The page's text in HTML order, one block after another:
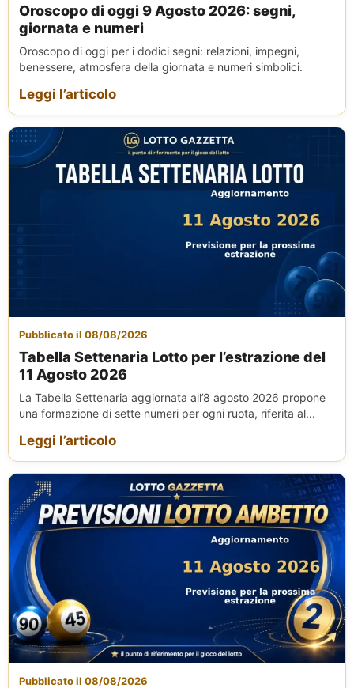
Oroscopo di oggi 9 Agosto 2026: segni,
giornata e numeri
Oroscopo di oggi per i dodici segni: relazioni, impegni,
benessere, atmosfera della giornata e numeri simbolici.
Leggi l’articolo
Pubblicato il 08/08/2026
Tabella Settenaria Lotto per l’estrazione del
11 Agosto 2026
La Tabella Settenaria aggiornata all’8 agosto 2026 propone
una formazione di sette numeri per ogni ruota, riferita al...
Leggi l’articolo
Pubblicato il 08/08/2026